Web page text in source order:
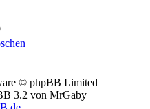
© phpBB Limited
3.2 von MrGaby